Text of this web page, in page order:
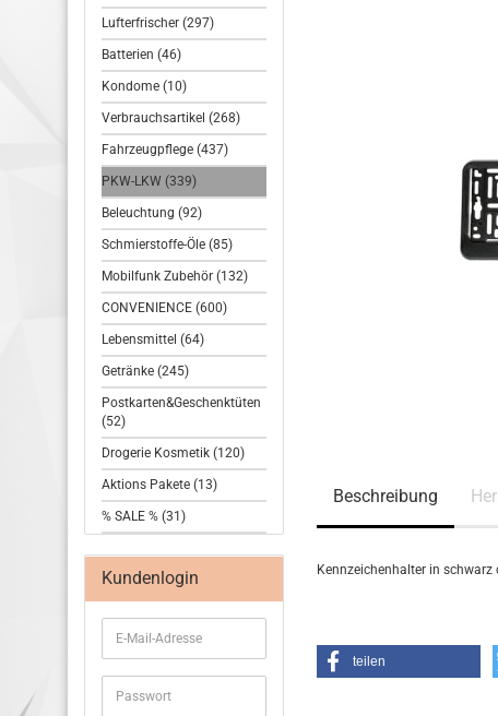
Beschreibung
Kennzeichenhalter in
teilen
Lufterfrischer (297)
Batterien (46)
Kondome (10)
Verbrauchsartikel (268)
Fahrzeugpflege (437)
PKW-LKW (339)
Beleuchtung (92)
Schmierstoffe-Öle (85)
Mobilfunk Zubehör (132)
CONVENIENCE (600)
Lebensmittel (64)
Getränke (245)
Postkarten&Geschenktüten
(52)
Drogerie Kosmetik (120)
Aktions Pakete (13)
% SALE % (31)
Kundenlogin